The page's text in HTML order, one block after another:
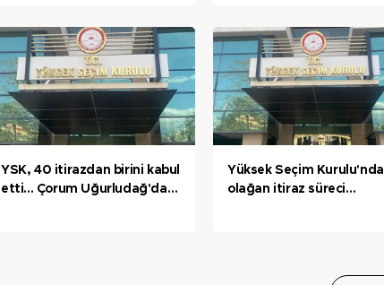
YSK, 40 itirazdan birini kabul
etti... Çorum Uğurludağ'da
Yüksek Seçim Kurulu'nda
olağan itiraz süreci